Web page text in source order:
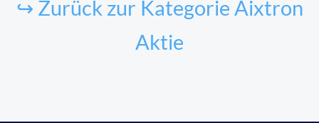
↪ Zurück zur Kategorie Aixtron
Aktie